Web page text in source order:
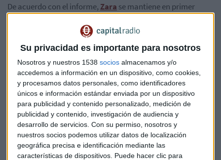
Su privacidad es importante para nosotros
Nosotros y nuestros 1538 socios almacenamos y/o
accedemos a información en un dispositivo, como cookies,
y procesamos datos personales, como identificadores
únicos e información estándar enviada por un dispositivo
para publicidad y contenido personalizado, medición de
publicidad y contenido, investigación de audiencia y
desarrollo de servicios. Con su permiso, nosotros y
nuestros socios podemos utilizar datos de localización
geográfica precisa e identificación mediante las
características de dispositivos. Puede hacer clic para
De acuerdo con el informe, Zara se mantiene en primer
lugar con un valor de marca de 11.842 millones de euros,
Movistar(8.500 millones). Ambas han sufrido
caída del 21% de su valor empresarial
últimos años. En tercer lugar se encuentra la marca
Santandercon 8.139 millones de euros, cuyo valor ha
crecido un 9%. El banco español BBVAdecrece un 3%
respecto a 2019 yCaixaBankcierra el top 5 con un
crecimiento del 43% en los dos últimos años gracias a la
integración de Bankia. Estas cinco primeras marcas de la
lista representa el 70% de las firmas incluidas en el informe,
lo que suponen un valor de mercado de 35.201 millones de
euros